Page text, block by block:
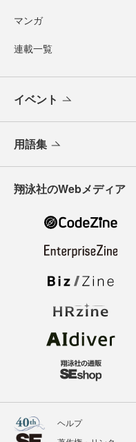
マンガ
連載一覧
イベント
用語集
翔泳社のWebメディア
ヘルプ